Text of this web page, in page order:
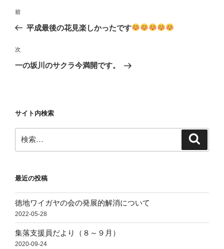
投
ビ
ゲ
ン
前
の
稿
前
平成最後の花見楽しかったです
次
次
一の坂川のサクラ今満開です。
サイト内検索
索:
最近の投稿
徳地ワイガヤの会の発展的解消について
2022-05-28
集落支援員だより（８～９月）
2020-09-24